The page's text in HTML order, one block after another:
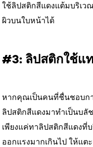
ใช้ลิปสติกสีแดงแต้มบริเว
ผิวบนใบหน้าได้
#3: ลิปสติกใช้แ
หากคุณเป็นคนที่ชื่นชอบกา
ลิปสติกสีแดงมาทำเป็นบลั
เพียงแค่ทาลิปสติกสีแดงที่
ออกแรงมากเกินไป ให้แต